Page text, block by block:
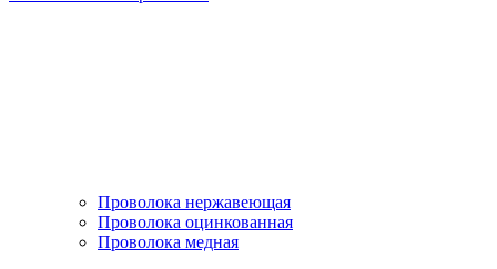
Проволока нержавеющая
Проволока оцинкованная
Проволока медная